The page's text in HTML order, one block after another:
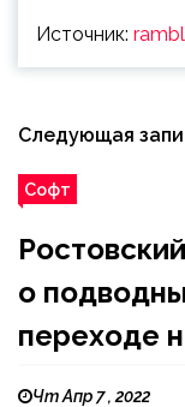
Источник:
Следующая
Софт
о
переходе
Чт Апр 7 , 2022